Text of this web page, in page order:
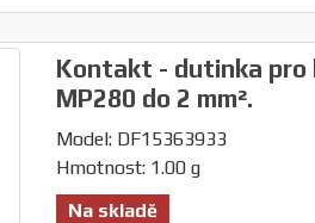
Kontakt - dutinka pro
MP280 do 2 mm².
Model: DF15363933
Hmotnost: 1.00 g
Na skladě